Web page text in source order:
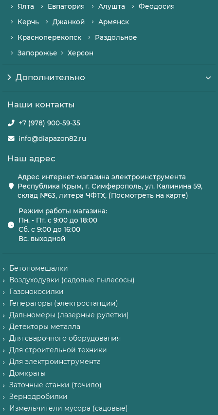
Ялта
Евпатория Алушта
Феодосия
Керчь
Джанкой
Армянск
Красноперекопск
Раздольное
Запорожье
Херсон
Дополнительно
Наши контакты
+7 (978) 900-59-35
info@diapazon82.ru
Наш адрес
Адрес интернет-магазина электроинструмента
Республика Крым, г. Симферополь, ул. Калинина 59,
склад №63, литера ЧФТХ, (Посмотреть на карте)
Режим работы магазина:
Пн. - Пт. с 9:00 до 18:00
Сб. с 9:00 до 16:00
Вс. выходной
Бетономешалки
Воздуходувки (садовые пылесосы)
Газонокосилки
Генераторы (электростанции)
Дальномеры (лазерные рулетки)
Детекторы металла
Для сварочного оборудования
Для строительной техники
Для электроинструмента
Домкраты
Заточные станки (точило)
Зернодробилки
Измельчители мусора (садовые)